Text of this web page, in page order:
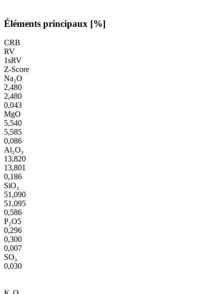
Éléments principaux [%]
CRB
RV
1sRV
Z-Score
Na₂O
2,480
2,480
0,043
MgO
5,540
5,585
0,086
Al₂O₃
13,820
13,801
0,186
SiO₂
51,090
51,095
0,586
P₂O5
0,296
0,300
0,007
SO₃
0,030